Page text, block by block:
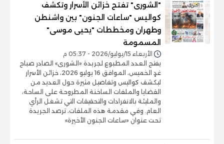
"الشورى" تفتح خزائن الأسرار وتكشف
كواليس "ساعات الجنون" بين واشنطن
وطهران ومخططات "يحيى موسى"
المسمومة
الأربعاء 15/يوليو/2026 - 05:37 م
يفتح العدد المطبوع لجريدة «الشورى» الصادر صباح
غدٍ الخميس، الموافق 16 يوليو 2026، خزائن الأسرار
ليكشف كواليس وتفاصيل مثيرة حول العديد من
القضايا والملفات الساخنة المطروحة على الساحة،
والمليئة بالانفرادات والتحقيقات التي تشغل الرأي
العام. وفي مقدمة هذه الملفات، ترصد الجريدة
تحت عنوان «ساعات الجنون الأخيرة»